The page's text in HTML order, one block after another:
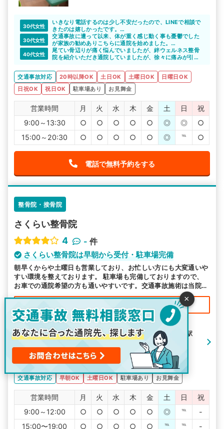
30代女性
いきなり電話するのは少し不安だったので、LINEで相談で
きたのは嬉しかったです。
気になっていた整骨院のメリットを教えてもらえたので、
通院をしたいと思えました。丁寧な対応をしていただいて
感謝しています。
30代女性
交通事故に遭って以来、体が重く感じ動く事も憂鬱でした
が家族の勧めありこちらに通院を始めました。
体が重く車移動なので敷地内に駐車場がある整骨院は非常
に助かりました。先生も優しく定期的に通院を続けていこ
40代女性
尾てい骨辺りが痛く悩んでいましたが、絆ウェルネス整骨
院を紹介いただき通院していましたが、徐々に痛みが引い
交通事故対応
20時以降OK 土日OK 土曜日OK
日曜日OK
日祝OK
祝日OK 駐車場あり お見舞金
営業時間 月 火 水 木 金 土 日
祝
9:00～13:30
○ ○ ○ ○ ○ ◎ ◎
○
15:00～20:30
○ ○ ○ ○ ○ ◎ ℡ ○
電話で無料予約をする
整骨院・接骨院
さくらい整骨院
4
- 件
さくらい整骨院は早朝から受付・駐車場完備
朝早くからや土曜日も営業しており、お忙しい方にも大変通いや
すい環境を整えております。 駐車場も完備しておりますので、
お車での通院希望の方も通いやすいです。交通事故施術は当院に
お任せください。
お見舞金最大 20,000
住所：熊本県熊本市北区龍田8-9−88
最寄り駅： 武蔵塚駅 / 竜田口駅 / 亀井駅
アクセス：武蔵塚駅から徒歩19分
駐車場：有（６台）
交通事故対応 早朝OK 土曜日OK 駐車場あり お見舞金
営業時間 月 火 水 木 金 土 日
祝
9:00～12:00
○ ○ ○ ○ ○ ◎ ℡
-
15:00〜19:00
○ ○ ○ ○ ○ ℡ ℡ -
×